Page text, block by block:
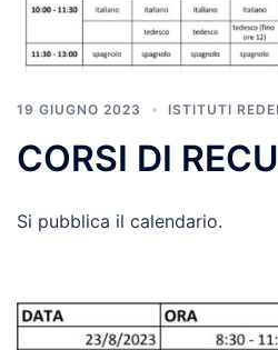
19 GIUGNO 2023 ISTITUTI
CORSI DI
Si pubblica il calendario.